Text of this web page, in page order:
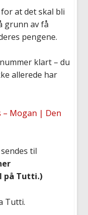
at det skal bli
grunn av få
pengene.
klart – du
allerede har
– Mogan | Den
til
på Tutti.)
Tutti.